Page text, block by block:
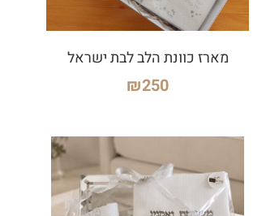
מארז כוונת הלב לבת ישראל
₪250